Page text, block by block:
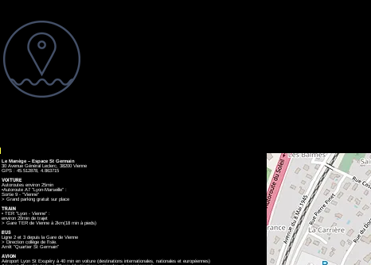
Le Manège – Espace St Germain
30 Avenue Général Leclerc, 38200 Vienne
GPS : 45.512878, 4.863715
VOITURE
Autoroutes environ 25min
•Autoroute A7 "Lyon-Marseille" :
Sortie 9 - "Vienne"
> Grand parking gratuit sur place
TRAIN
• TER "Lyon - Vienne" :
environ 20min de trajet
> Gare TER de Vienne à 2km(18 min à pieds)
BUS
Ligne 2 et 3 depuis la Gare de Vienne
> Direction collège de l’Isle.
Arrêt "Quartier St Germain"
AVION
Aéroport Lyon St Exupéry à 40 min en voiture (destinations internationales, nationales et européennes)